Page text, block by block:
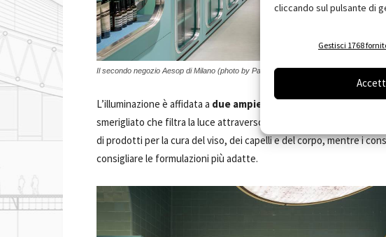
cliccando sul pulsante di
Gestisci 1768
Il secondo negozio Aesop di Milano (photo by Paola Pansini)
L’illuminazione è affidata a due ampie lampade a discodalla
smerigliato che filtra la luce attraverso motivi ambrati. I clienti
di prodotti per la cura del viso, dei capelli e del corpo, mentre i
consigliare le formulazioni più adatte.